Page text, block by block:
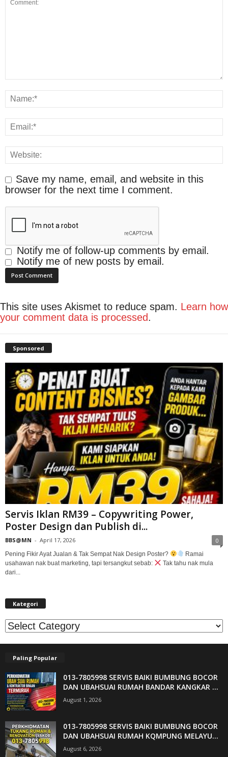
Save my name, email, and website in this
browser for the next time I comment.
Notify me of follow-up comments by email.
Notify me of new posts by email.
This site uses Akismet to reduce spam. Learn how
your comment data is processed.
Sponsored
Servis Iklan RM39 – Copywriting Power,
Poster Design dan Publish di...
BBS@MN - April 17, 2026 0
Pening Fikir Ayat Jualan & Tak Sempat Nak Design Poster?
Ramai
usahawan nak buat marketing, tapi tersangkut sebab:
Tak tahu nak mula
dari...
Kategori
Kategori
Paling Popular
013-7805998 SERVIS BAIKI BUMBUNG BOCOR
DAN UBAHSUAI RUMAH BANDAR KANGKAR ...
August 1, 2026
013-7805998 SERVIS BAIKI BUMBUNG BOCOR
DAN UBAHSUAI RUMAH KQMPUNG MELAYU...
August 6, 2026